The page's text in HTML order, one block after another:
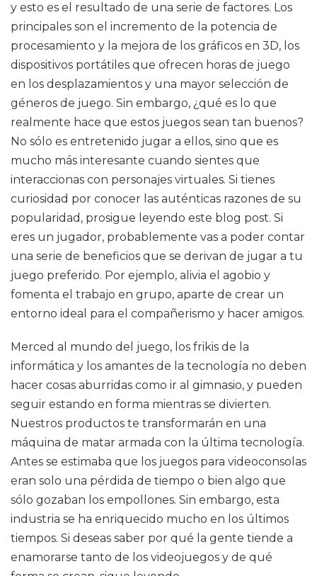
y esto es el resultado de una serie de factores. Los
principales son el incremento de la potencia de
procesamiento y la mejora de los gráficos en 3D, los
dispositivos portátiles que ofrecen horas de juego
en los desplazamientos y una mayor selección de
géneros de juego. Sin embargo, ¿qué es lo que
realmente hace que estos juegos sean tan buenos?
No sólo es entretenido jugar a ellos, sino que es
mucho más interesante cuando sientes que
interaccionas con personajes virtuales. Si tienes
curiosidad por conocer las auténticas razones de su
popularidad, prosigue leyendo este blog post. Si
eres un jugador, probablemente vas a poder contar
una serie de beneficios que se derivan de jugar a tu
juego preferido. Por ejemplo, alivia el agobio y
fomenta el trabajo en grupo, aparte de crear un
entorno ideal para el compañerismo y hacer amigos.
Merced al mundo del juego, los frikis de la
informática y los amantes de la tecnología no deben
hacer cosas aburridas como ir al gimnasio, y pueden
seguir estando en forma mientras se divierten.
Nuestros productos te transformarán en una
máquina de matar armada con la última tecnología.
Antes se estimaba que los juegos para videoconsolas
eran solo una pérdida de tiempo o bien algo que
sólo gozaban los empollones. Sin embargo, esta
industria se ha enriquecido mucho en los últimos
tiempos. Si deseas saber por qué la gente tiende a
enamorarse tanto de los videojuegos y de qué